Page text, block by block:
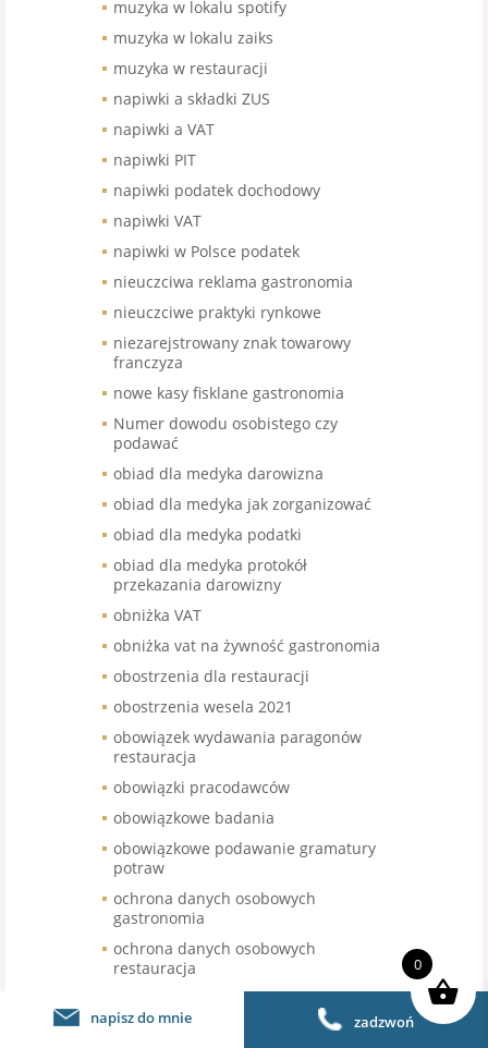
muzyka w lokalu spotify
muzyka w lokalu zaiks
muzyka w restauracji
napiwki a składki ZUS
napiwki a VAT
napiwki PIT
napiwki podatek dochodowy
napiwki VAT
napiwki w Polsce podatek
nieuczciwa reklama gastronomia
nieuczciwe praktyki rynkowe
niezarejstrowany znak towarowy
franczyza
nowe kasy fisklane gastronomia
Numer dowodu osobistego czy
podawać
obiad dla medyka darowizna
obiad dla medyka jak zorganizować
obiad dla medyka podatki
obiad dla medyka protokół
przekazania darowizny
obniżka VAT
obniżka vat na żywność gastronomia
obostrzenia dla restauracji
obostrzenia wesela 2021
obowiązek wydawania paragonów
restauracja
obowiązki pracodawców
obowiązkowe badania
obowiązkowe podawanie gramatury
potraw
ochrona danych osobowych
gastronomia
ochrona danych osobowych
restauracja
ochrona marki restauracji
ochrona prawa do marki restauracja
napisz do mnie zadzwoń
0